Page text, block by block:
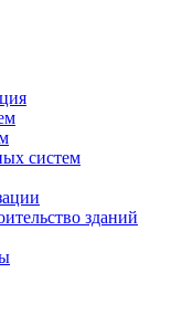
систем
зданий